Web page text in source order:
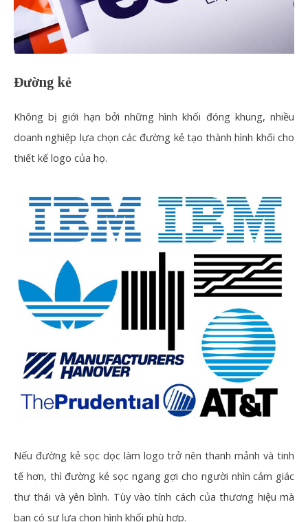
Đường kẻ
Không bị giới hạn bởi những hình khối đóng khung, nhiều
doanh nghiệp lựa chọn các đường kẻ tạo thành hình khối cho
thiết kế logo của họ.
Nếu đường kẻ sọc dọc làm logo trở nên thanh mảnh và tinh
tế hơn, thì đường kẻ sọc ngang gợi cho người nhìn cảm giác
thư thái và yên bình. Tùy vào tính cách của thương hiệu mà
bạn có sự lựa chọn hình khối phù hợp.